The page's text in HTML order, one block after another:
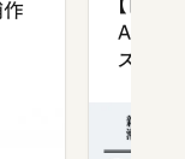
作
【「新
ズプレ